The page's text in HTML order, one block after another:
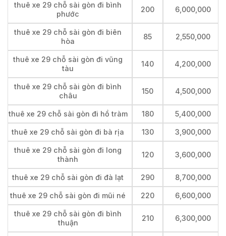
thuê xe 29 chỗ sài gòn đi bình
phước
200 6,000,000
thuê xe 29 chỗ sài gòn đi biên
hòa
85 2,550,000
thuê xe 29 chỗ sài gòn đi vũng
tàu
140 4,200,000
thuê xe 29 chỗ sài gòn đi bình
châu
150 4,500,000
thuê xe 29 chỗ sài gòn đi hồ tràm 180 5,400,000
thuê xe 29 chỗ sài gòn đi bà rịa 130 3,900,000
thuê xe 29 chỗ sài gòn đi long
thành
120 3,600,000
thuê xe 29 chỗ sài gòn đi đà lạt 290 8,700,000
thuê xe 29 chỗ sài gòn đi mũi né 220 6,600,000
thuê xe 29 chỗ sài gòn đi bình
thuận
210 6,300,000